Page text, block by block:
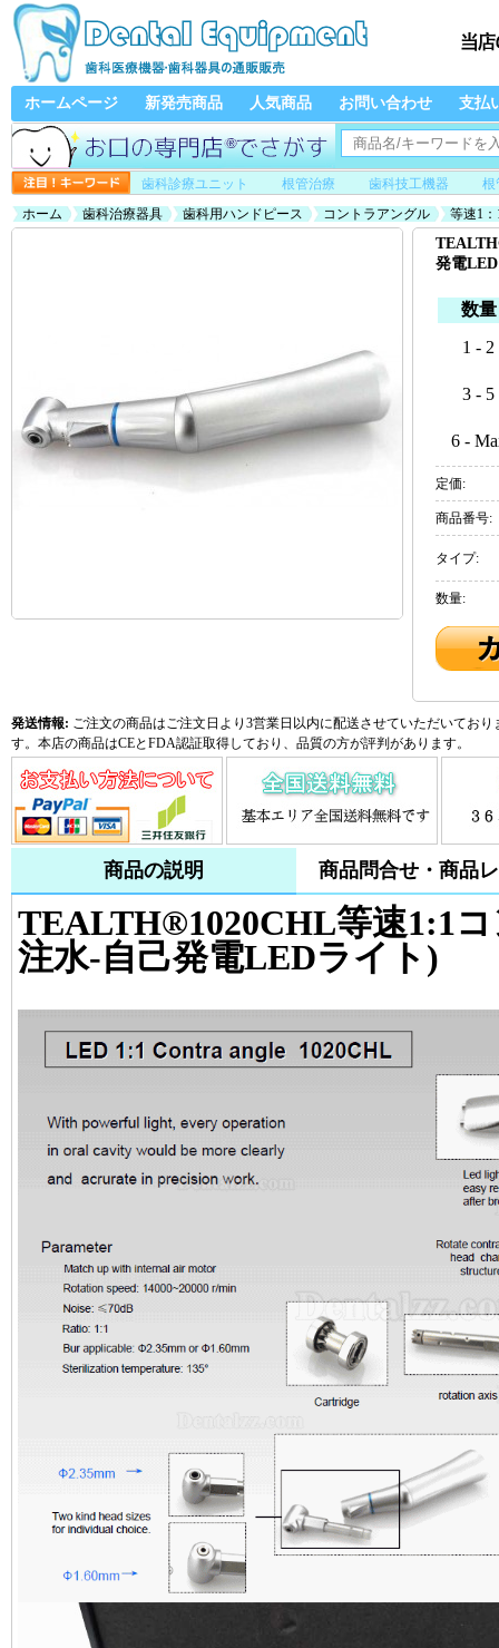
ホームページ 新発売商品 人気商品 お問い合わせ 支払
歯科診療ユニット 根管治療 歯科技工機器
根
ホーム
歯科治療器具 歯科用ハンドピース コントラアングル
等速1
発電
数量
1 - 2
3 - 5
6 -
定価:
商品番号:
タイプ:
数量:
発送情報: ご注文の商品はご注文日より3営業日以内に配送させていただいてお
す。本店の商品はCEとFDA認証取得しており、品質の方が評判があります。
商品の説明 商品問合せ・商品
TEALTH®1020CHL等速1:1
注水-自己発電LEDライト)